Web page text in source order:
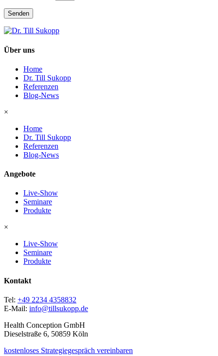
Senden
Über uns
Home
Dr. Till Sukopp
Referenzen
Blog-News
×
Home
Dr. Till Sukopp
Referenzen
Blog-News
Angebote
Live-Show
Seminare
Produkte
×
Live-Show
Seminare
Produkte
Kontakt
Tel: +49 2234 4358832
E-Mail: info@tillsukopp.de
Health Conception GmbH
Dieselstraße 6, 50859 Köln
kostenloses Strategiegespräch vereinbaren